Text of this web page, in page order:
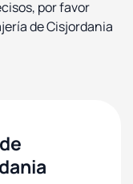
por favor
de Cisjordania